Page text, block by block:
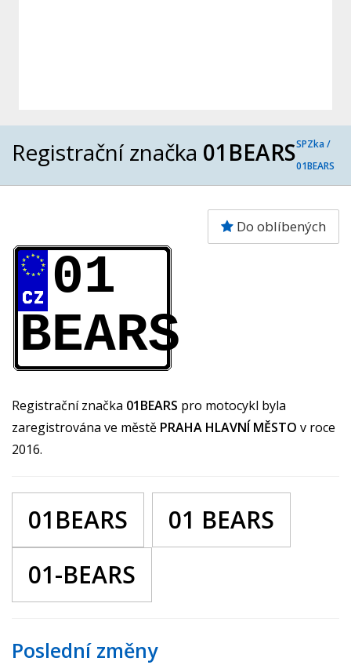
Registrační značka 01BEARSSPZka /
01BEARS
Do oblíbených
01
BEARS
Registrační značka 01BEARS pro motocykl byla
zaregistrována ve městě PRAHA HLAVNÍ MĚSTO v roce
2016.
01BEARS
01 BEARS
01-BEARS
Poslední změny